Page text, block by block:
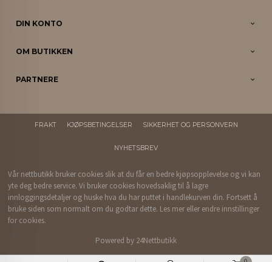
DIN KONTO
OM BUTIKKEN
PARTNERE
FRAKT KJØPSBETINGELSER SIKKERHET OG PERSONVERN
NYHETSBREV
Vår nettbutikk bruker cookies slik at du får en bedre kjøpsopplevelse og vi kan
yte deg bedre service. Vi bruker cookies hovedsaklig til å lagre
innloggingsdetaljer og huske hva du har puttet i handlekurven din. Fortsett å
bruke siden som normalt om du godtar dette. Les mer eller endre innstillinger
for cookies.
Powered by 24Nettbutikk